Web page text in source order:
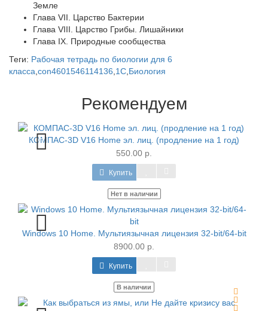
Земле
Глава VII. Царство Бактерии
Глава VIII. Царство Грибы. Лишайники
Глава IX. Природные сообщества
Теги: Рабочая тетрадь по биологии для 6
класса con4601546114136 1C Биология
Рекомендуем
КОМПАС-3D V16 Home эл. лиц. (продление на 1 год)
550.00 р.
Купить
Нет в наличии
Windows 10 Home. Мультиязычная лицензия 32-bit/64-bit
8900.00 р.
Купить
В наличии